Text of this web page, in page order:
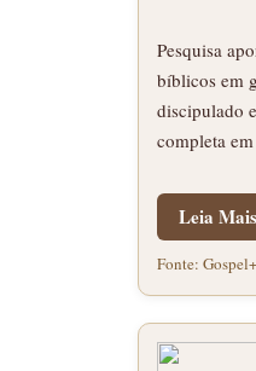
Pesquisa
bíblicos em
discipulado
completa
Leia
Fonte: